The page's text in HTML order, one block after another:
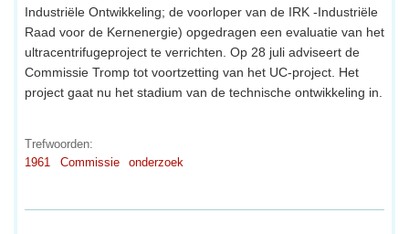
Industriële Ontwikkeling; de voorloper van de IRK -Industriële
Raad voor de Kernenergie) opgedragen een evaluatie van het
ultracentrifugeproject te verrichten. Op 28 juli adviseert de
Commissie Tromp tot voortzetting van het UC-project. Het
project gaat nu het stadium van de technische ontwikkeling in.
Trefwoorden:
1961
Commissie onderzoek